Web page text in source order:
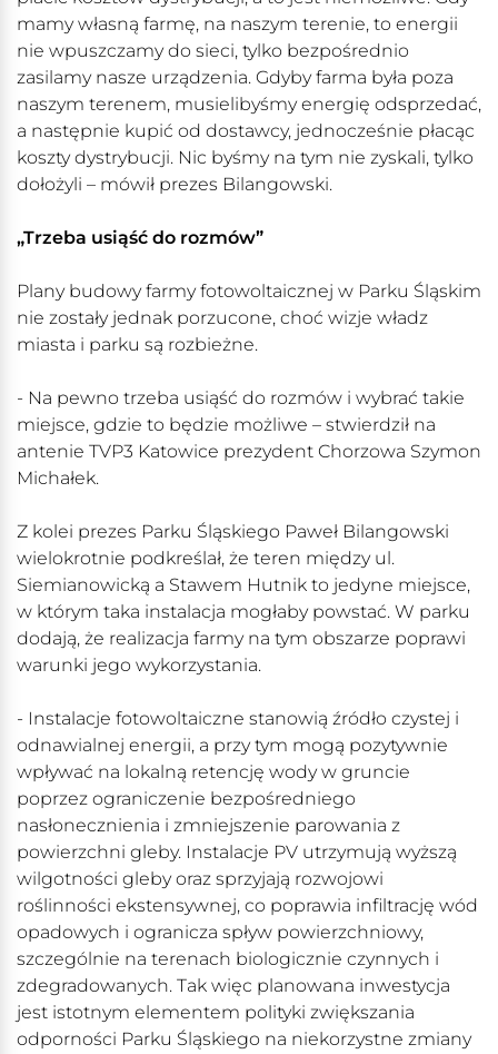
mamy własną farmę, na naszym terenie, to energii
nie wpuszczamy do sieci, tylko bezpośrednio
zasilamy nasze urządzenia. Gdyby farma była poza
naszym terenem, musielibyśmy energię odsprzedać,
a następnie kupić od dostawcy, jednocześnie płacąc
koszty dystrybucji. Nic byśmy na tym nie zyskali, tylko
dołożyli – mówił prezes Bilangowski.
„Trzeba usiąść do rozmów”
Plany budowy farmy fotowoltaicznej w Parku Śląskim
nie zostały jednak porzucone, choć wizje władz
miasta i parku są rozbieżne.
- Na pewno trzeba usiąść do rozmów i wybrać takie
miejsce, gdzie to będzie możliwe – stwierdził na
antenie TVP3 Katowice prezydent Chorzowa Szymon
Michałek.
Z kolei prezes Parku Śląskiego Paweł Bilangowski
wielokrotnie podkreślał, że teren między ul.
Siemianowicką a Stawem Hutnik to jedyne miejsce,
w którym taka instalacja mogłaby powstać. W parku
dodają, że realizacja farmy na tym obszarze poprawi
warunki jego wykorzystania.
- Instalacje fotowoltaiczne stanowią źródło czystej i
odnawialnej energii, a przy tym mogą pozytywnie
wpływać na lokalną retencję wody w gruncie
poprzez ograniczenie bezpośredniego
nasłonecznienia i zmniejszenie parowania z
powierzchni gleby. Instalacje PV utrzymują wyższą
wilgotności gleby oraz sprzyjają rozwojowi
roślinności ekstensywnej, co poprawia infiltrację wód
opadowych i ogranicza spływ powierzchniowy,
szczególnie na terenach biologicznie czynnych i
zdegradowanych. Tak więc planowana inwestycja
jest istotnym elementem polityki zwiększania
odporności Parku Śląskiego na niekorzystne zmiany